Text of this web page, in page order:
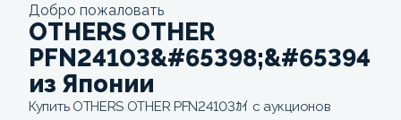
Добро пожаловать
OTHERS OTHER
PFN24103&#65398;&#65394;
из Японии
Купить OTHERS OTHER PFN24103ｶｲ с аукционов